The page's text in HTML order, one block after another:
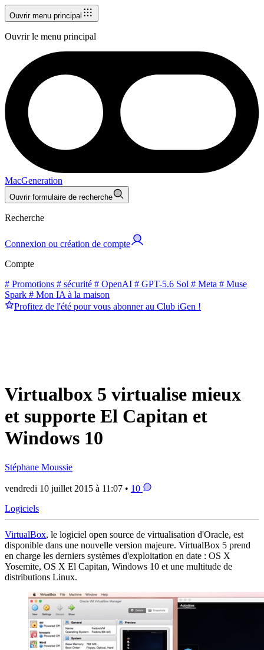
Ouvrir menu principal
Ouvrir le menu principal
MacGeneration
Ouvrir formulaire de recherche
Recherche
Connexion ou création de compte
Compte
# Promotions # sécurité # OpenAI # GPT-5.6 Sol # Meta # Muse
Spark # Mon IA à la maison
Profitez de l'été pour vous abonner au Club iGen !
Virtualbox 5 virtualise mieux
et supporte El Capitan et
Windows 10
Stéphane Moussie
vendredi 10 juillet 2015 à 11:07 • 10
Logiciels
VirtualBox, le logiciel open source de virtualisation d'Oracle, est
disponible dans une nouvelle version majeure. VirtualBox 5 prend
en charge les derniers systèmes d'exploitation en date : OS X
Yosemite, OS X El Capitan, Windows 10 et une multitude de
distributions Linux.